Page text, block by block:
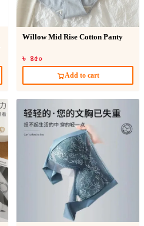
Willow Mid Rise Cotton Panty
৳ ৪৫০
Add to cart